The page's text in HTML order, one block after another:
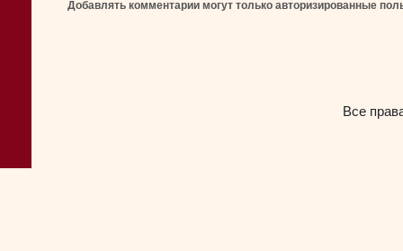
Добавлять комментарии могут только авторизированные
Все